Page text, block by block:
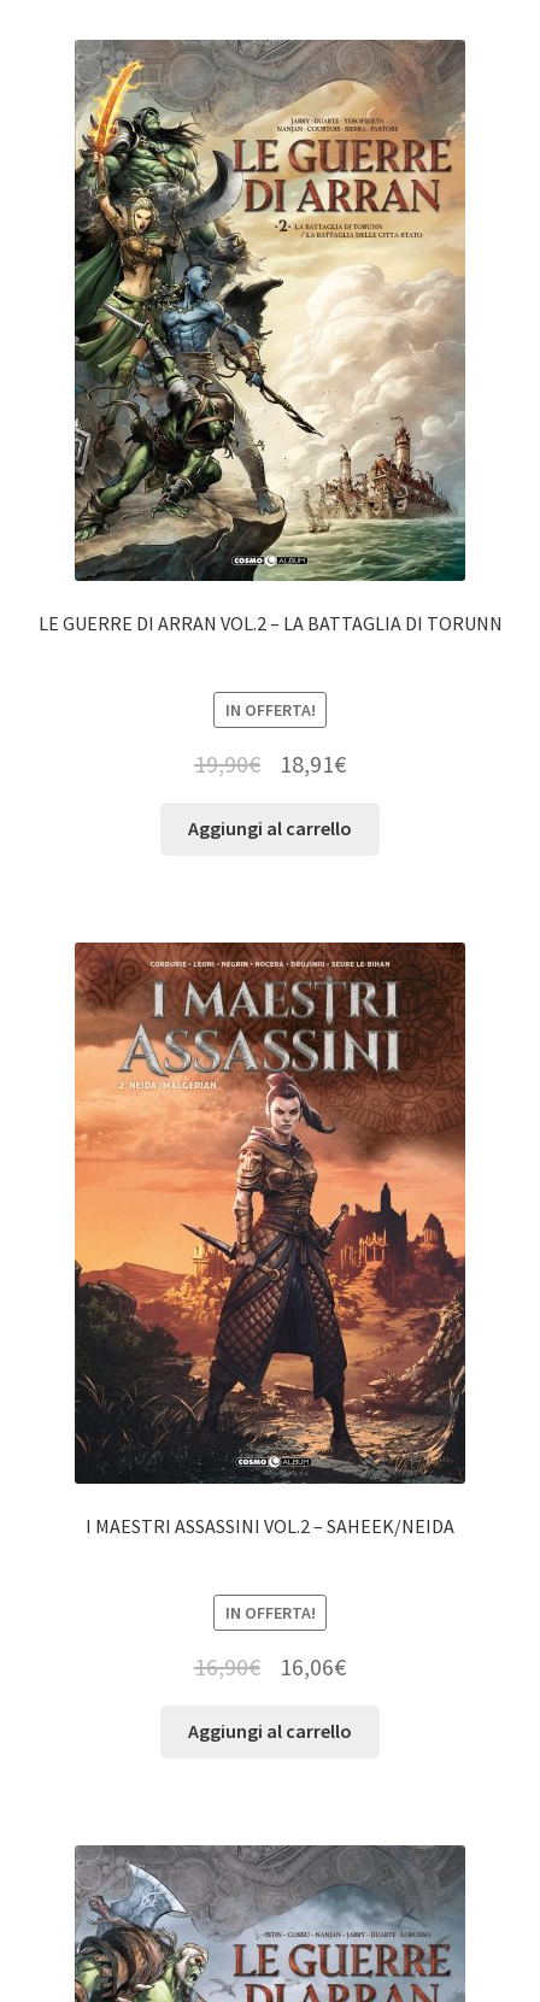
LE GUERRE DI ARRAN VOL.2 – LA BATTAGLIA DI TORUNN
IN OFFERTA!
19,90€ 18,91€
Aggiungi al carrello
I MAESTRI ASSASSINI VOL.2 – SAHEEK/NEIDA
IN OFFERTA!
16,90€ 16,06€
Aggiungi al carrello